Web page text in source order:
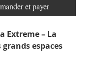
et payer
Extreme – La
espaces